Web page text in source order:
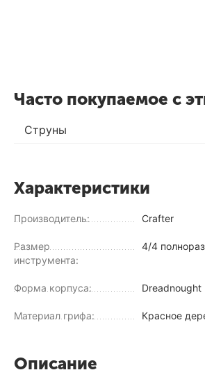
Часто покупаемое с
Струны
Характеристики
Производитель: Crafter
Размер
инструмента:
4/4
Форма корпуса: Dreadnought
Материал грифа: Красное
Описание